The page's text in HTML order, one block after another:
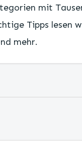
mit
Tipps lesen
mehr.